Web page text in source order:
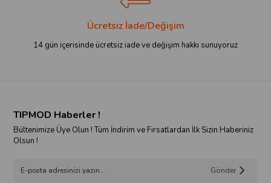
Ücretsiz İade/Değişim
14 gün içerisinde ücretsiz iade ve değişim hakkı sunuyoruz
TIPMOD Haberler !
Bültenimize Üye Olun ! Tüm İndirim ve Fırsatlardan İlk Sizin Haberiniz
Olsun !
Gönder